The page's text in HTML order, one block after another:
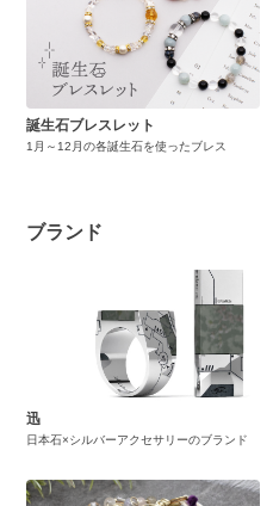
誕生石ブレスレット
1月～12月の各誕生石を使ったブレス
ブランド
迅
日本石×シルバーアクセサリーのブランド